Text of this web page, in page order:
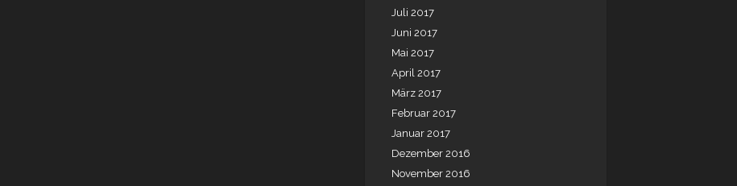
Juli 2017
Juni 2017
Mai 2017
April 2017
März 2017
Februar 2017
Januar 2017
Dezember 2016
November 2016